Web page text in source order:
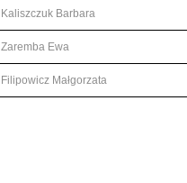
Kaliszczuk Barbara
Zaremba Ewa
Filipowicz Małgorzata